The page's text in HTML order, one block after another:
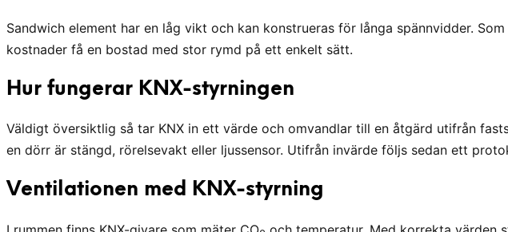
Sandwich element har en låg vikt och kan konstrueras för långa spännvidder.
kostnader få en bostad med stor rymd på ett enkelt sätt.
Hur fungerar KNX-styrningen
Väldigt översiktlig så tar KNX in ett värde och omvandlar till en åtgärd utifrån
en dörr är stängd, rörelsevakt eller ljussensor. Utifrån invärde följs sedan ett
Ventilationen med KNX-styrning